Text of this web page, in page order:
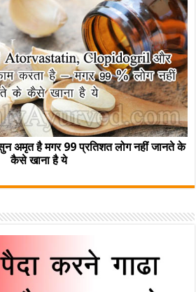
है मगर 99 प्रतिशत लोग नहीं जानते के
कैसे खाना है ये